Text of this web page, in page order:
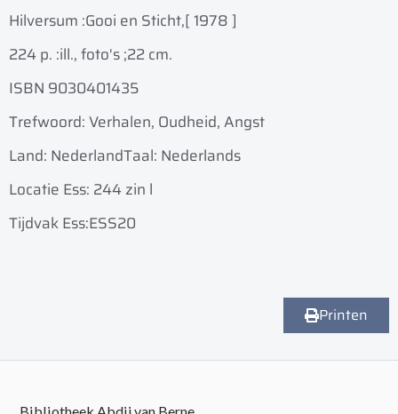
Hilversum :Gooi en Sticht,[ 1978 ]
224 p. :ill., foto's ;22 cm.
ISBN 9030401435
Trefwoord: Verhalen, Oudheid, Angst
Land: NederlandTaal: Nederlands
Locatie Ess: 244 zin l
Tijdvak Ess:ESS20
Printen